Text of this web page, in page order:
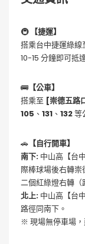
🚇
【捷運】
搭乘台中捷運綠線
10-15 分鐘即可抵
🚌 【公車】
搭乘至 [崇德五路
105 、 131 、 132等
🚗 【自行開車】
南下: 中山高【台
際棒球場後右轉
二個紅綠燈右轉（
北上: 中山高【台
路徑同南下。
※ 現場無停車場